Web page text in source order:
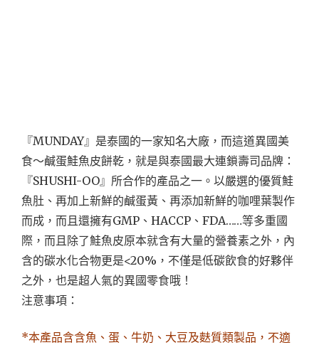
『MUNDAY』是泰國的一家知名大廠，而這道異國美
食～鹹蛋鮭魚皮餅乾，就是與泰國最大連鎖壽司品牌：
『SHUSHI-OO』所合作的產品之一。以嚴選的優質鮭
魚肚、再加上新鮮的鹹蛋黃、再添加新鮮的咖哩葉製作
而成，而且還擁有GMP、HACCP、FDA……等多重國
際，而且除了鮭魚皮原本就含有大量的營養素之外，內
含的碳水化合物更是<20%，不僅是低碳飲食的好夥伴
之外，也是超人氣的異國零食哦！
注意事項：
*本產品含含魚、蛋、牛奶、大豆及麩質類製品，不適